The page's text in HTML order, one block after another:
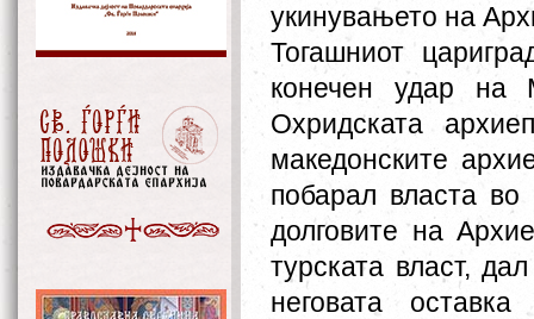
укинувањето на
Тогашниот
конечен удар на
Охридската
македонските
побарал власта
долговите на
турската власт,
неговата